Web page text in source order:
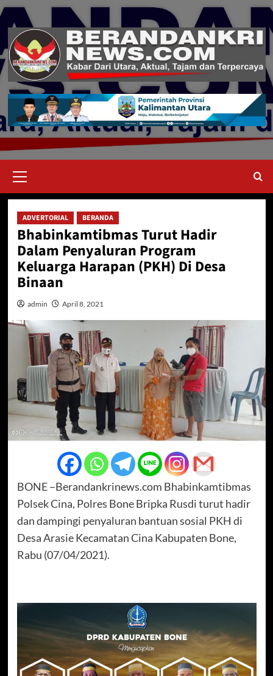
Skip
content
Menu
ADVERTORIAL BERANDA
Bhabinkamtibmas Turut Hadir
Dalam Penyaluran Program
Keluarga Harapan (PKH) Di Desa
Binaan
admin April 8, 2021
BONE –Berandankrinews.com Bhabinkamtibmas
Polsek Cina, Polres Bone Bripka Rusdi turut hadir
dan dampingi penyaluran bantuan sosial PKH di
Desa Arasie Kecamatan Cina Kabupaten Bone,
Rabu (07/04/2021).